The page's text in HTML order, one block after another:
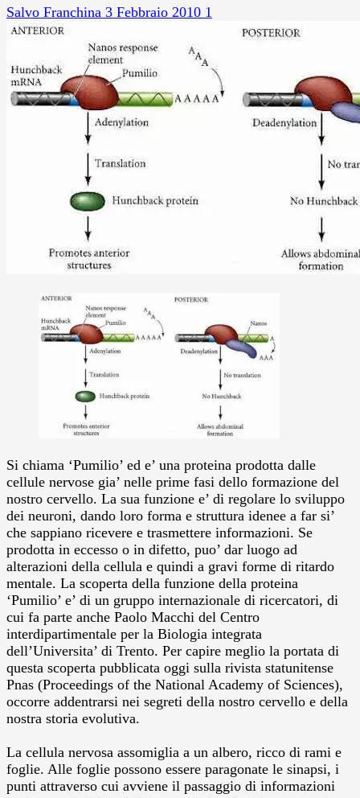
Salvo Franchina 3 Febbraio 2010 1
Si chiama ‘Pumilio’ ed e’ una proteina prodotta dalle
cellule nervose gia’ nelle prime fasi dello formazione del
nostro cervello. La sua funzione e’ di regolare lo sviluppo
dei neuroni, dando loro forma e struttura idenee a far si’
che sappiano ricevere e trasmettere informazioni. Se
prodotta in eccesso o in difetto, puo’ dar luogo ad
alterazioni della cellula e quindi a gravi forme di ritardo
mentale. La scoperta della funzione della proteina
‘Pumilio’ e’ di un gruppo internazionale di ricercatori, di
cui fa parte anche Paolo Macchi del Centro
interdipartimentale per la Biologia integrata
dell’Universita’ di Trento. Per capire meglio la portata di
questa scoperta pubblicata oggi sulla rivista statunitense
Pnas (Proceedings of the National Academy of Sciences),
occorre addentrarsi nei segreti della nostro cervello e della
nostra storia evolutiva.
La cellula nervosa assomiglia a un albero, ricco di rami e
foglie. Alle foglie possono essere paragonate le sinapsi, i
punti attraverso cui avviene il passaggio di informazioni